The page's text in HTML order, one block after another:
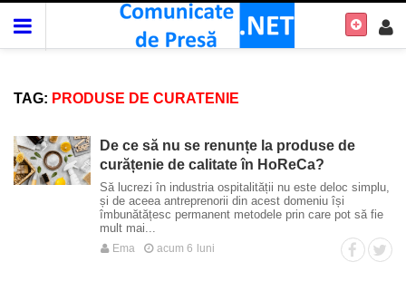
TAG: PRODUSE DE CURATENIE
De ce să nu se renunțe la produse de
curățenie de calitate în HoReCa?
Să lucrezi în industria ospitalității nu este deloc simplu,
și de aceea antreprenorii din acest domeniu își
îmbunătățesc permanent metodele prin care pot să fie
mult mai...
Ema acum 6 luni